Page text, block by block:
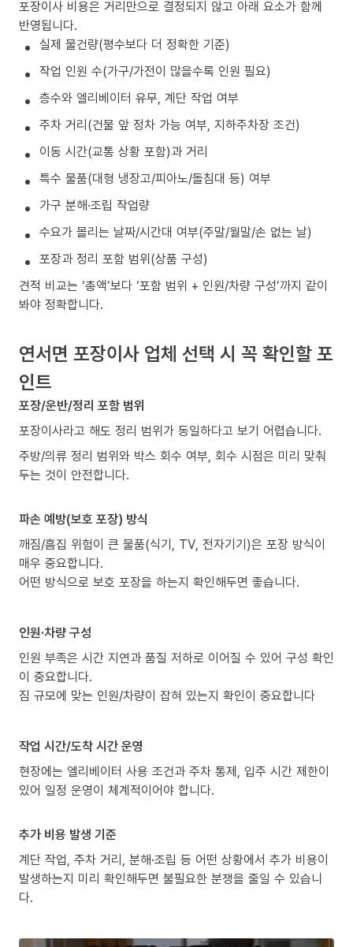
포장이사 비용은 거리만으로 결정되지 않고 아래 요소가 함께
반영됩니다.
실제 물건량(평수보다 더 정확한 기준)
작업 인원 수(가구/가전이 많을수록 인원 필요)
층수와 엘리베이터 유무, 계단 작업 여부
주차 거리(건물 앞 정차 가능 여부, 지하주차장 조건)
이동 시간(교통 상황 포함)과 거리
특수 물품(대형 냉장고/피아노/돌침대 등) 여부
가구 분해·조립 작업량
수요가 몰리는 날짜/시간대 여부(주말/월말/손 없는 날)
포장과 정리 포함 범위(상품 구성)
견적 비교는 ‘총액’보다 ‘포함 범위 + 인원/차량 구성’까지 같이
봐야 정확합니다.
연서면 포장이사 업체 선택 시 꼭 확인할 포
인트
포장/운반/정리 포함 범위
포장이사라고 해도 정리 범위가 동일하다고 보기 어렵습니다.
주방/의류 정리 범위와 박스 회수 여부, 회수 시점은 미리 맞춰
두는 것이 안전합니다.
파손 예방(보호 포장) 방식
깨짐/흠집 위험이 큰 물품(식기, TV, 전자기기)은 포장 방식이
매우 중요합니다.
어떤 방식으로 보호 포장을 하는지 확인해두면 좋습니다.
인원·차량 구성
인원 부족은 시간 지연과 품질 저하로 이어질 수 있어 구성 확인
이 중요합니다.
짐 규모에 맞는 인원/차량이 잡혀 있는지 확인이 중요합니다
작업 시간/도착 시간 운영
현장에는 엘리베이터 사용 조건과 주차 통제, 입주 시간 제한이
있어 일정 운영이 체계적이어야 합니다.
추가 비용 발생 기준
계단 작업, 주차 거리, 분해·조립 등 어떤 상황에서 추가 비용이
발생하는지 미리 확인해두면 불필요한 분쟁을 줄일 수 있습니
다.